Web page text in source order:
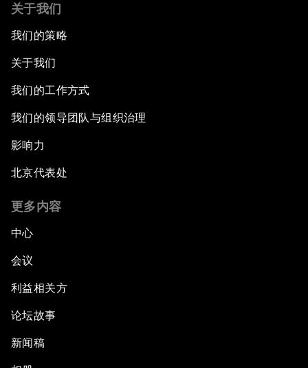
关于我们
我们的策略
关于我们
我们的工作方式
我们的领导团队与组织治理
影响力
北京代表处
更多内容
中心
会议
利益相关方
论坛故事
新闻稿